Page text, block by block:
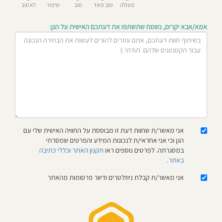
מעולה טוב מאד טוב
שיפור
לא טוב
אמא/אבא יקרים, נשמח שתשתפו את דעתכם האישית על הגן:
אני מאשר/ת שחוות דעת זו מבוססת על החוויה האישית שלי עם
הגן וכי אני אחראי/ת לנכונות המידע והפרטים שמסרתי
במסגרתה. לפרטים נוספים ראו תקנון האתר וכללי כתיבה
באתר.
אני מאשר/ת קבלת ניוזלטרים ודיוור פרסומות מהאתר